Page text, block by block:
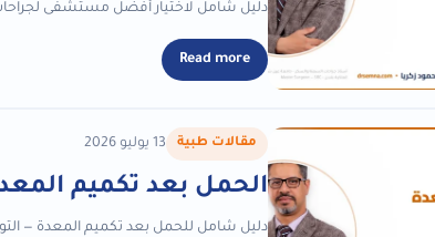
دليل شامل لاختيار أفضل مستشفى لجراحات
Read more
مقالات طبية 13 يوليو 2026
الحمل بعد تكميم
دليل شامل للحمل بعد تكميم المعدة —